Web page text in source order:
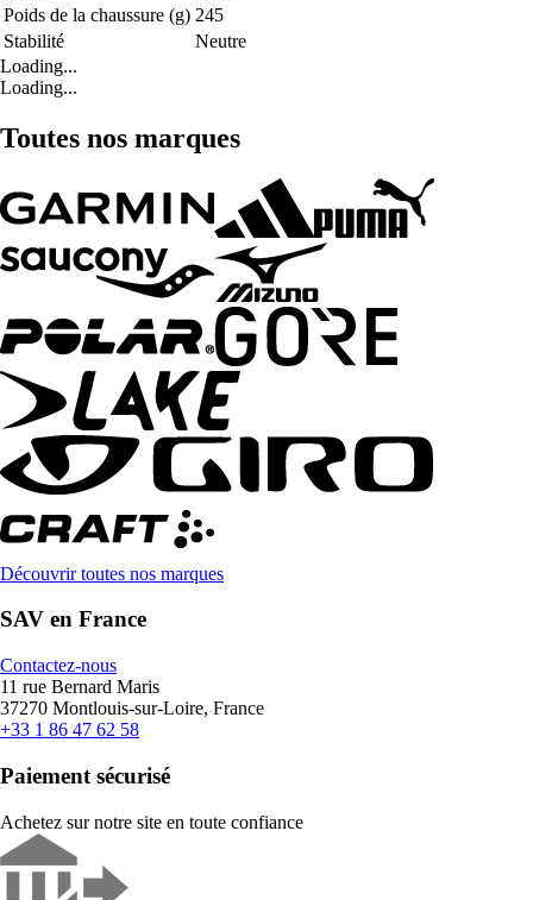
Poids de la chaussure (g) 245
Stabilité
Neutre
Loading...
Loading...
Toutes nos marques
Découvrir toutes nos marques
SAV en France
Contactez-nous
11 rue Bernard Maris
37270 Montlouis-sur-Loire, France
+33 1 86 47 62 58
Paiement sécurisé
Achetez sur notre site en toute confiance